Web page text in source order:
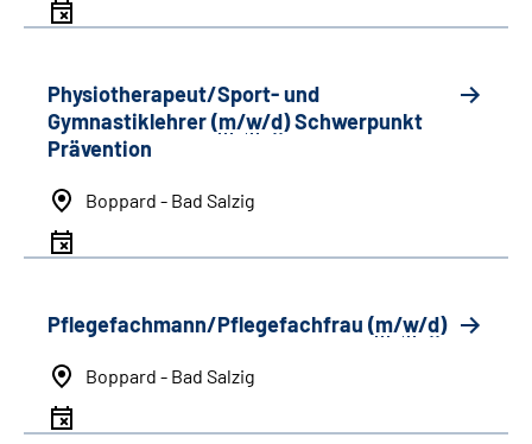
Physiotherapeut/Sport- und
Gymnastiklehrer (m/w/d) Schwerpunkt
Prävention
Boppard - Bad Salzig
Pflegefachmann/Pflegefachfrau (m/w/d)
Boppard - Bad Salzig